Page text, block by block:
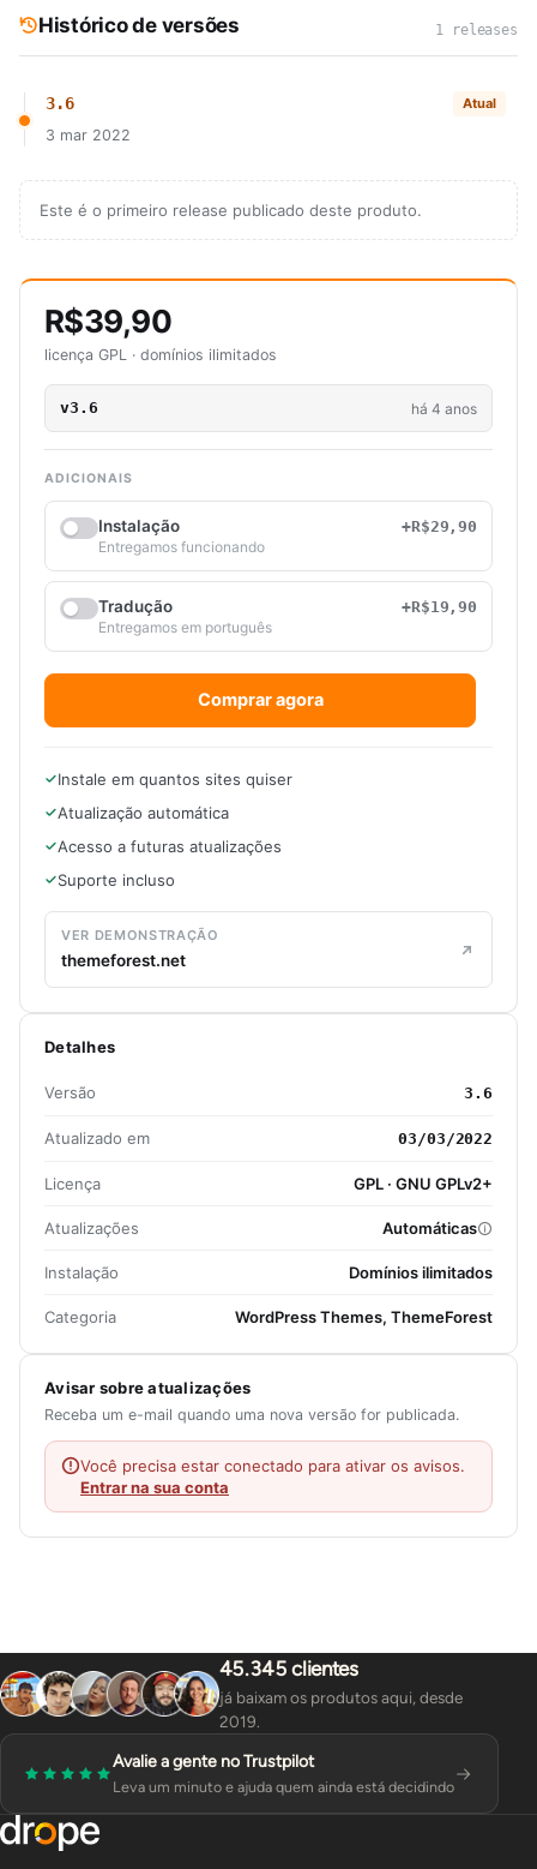
Histórico de versões 1 releases
3.6 Atual
3 mar 2022
Este é o primeiro release publicado deste produto.
R$39,90
licença GPL · domínios ilimitados
v3.6 há 4 anos
ADICIONAIS
Instalação
+R$29,90
Entregamos funcionando
Tradução
+R$19,90
Entregamos em português
Comprar agora
Instale em quantos sites quiser
Atualização automática
Acesso a futuras atualizações
Suporte incluso
VER DEMONSTRAÇÃO
themeforest.net
Detalhes
Versão 3.6
Atualizado em 03/03/2022
Licença GPL · GNU GPLv2+
Atualizações Automáticas
Instalação Domínios ilimitados
Categoria WordPress Themes, ThemeForest
Avisar sobre atualizações
Receba um e-mail quando uma nova versão for publicada.
Você precisa estar conectado para ativar os avisos.
Entrar na sua conta
45.345 clientes
já baixam os produtos aqui, desde
2019.
Avalie a gente no Trustpilot
Leva um minuto e ajuda quem ainda está decidindo